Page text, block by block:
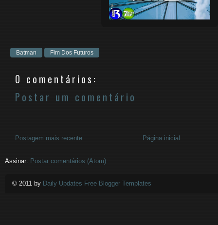
Batman Fim Dos Futuros
0 comentários:
Postar um comentário
Postagem mais recente Página inicial
Assinar: Postar comentários (Atom)
© 2011 by Daily Updates Free Blogger Templates